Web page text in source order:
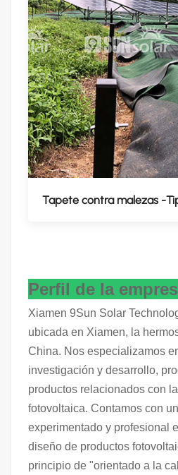
Tapete contra malezas -
Perfil de la
Xiamen 9Sun Solar
ubicada en Xiamen, la
China. Nos especializamos
investigación y desarrollo,
productos relacionados con
fotovoltaica. Contamos con
experimentado y profesional
diseño de productos
principio de "orientado a la